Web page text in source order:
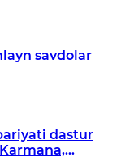
savdolar
dastur